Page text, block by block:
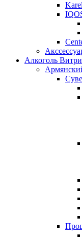
Алкоголь